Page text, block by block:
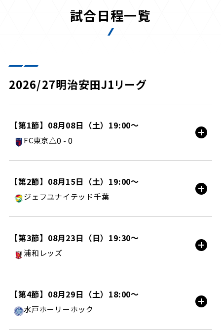
試合日程一覧
2026/27明治安田J1リーグ
【第1節】08月08日（土）19:00〜
FC東京△0 - 0
味スタ/AWAY
【第2節】08月15日（土）19:00〜
ジェフユナイテッド千葉
フクダ電子アリーナ/AWAY
【第3節】08月23日（日）19:30〜
浦和レッズ
ＭＵＦＧスタジアム/HOME
【第4節】08月29日（土）18:00〜
水戸ホーリーホック